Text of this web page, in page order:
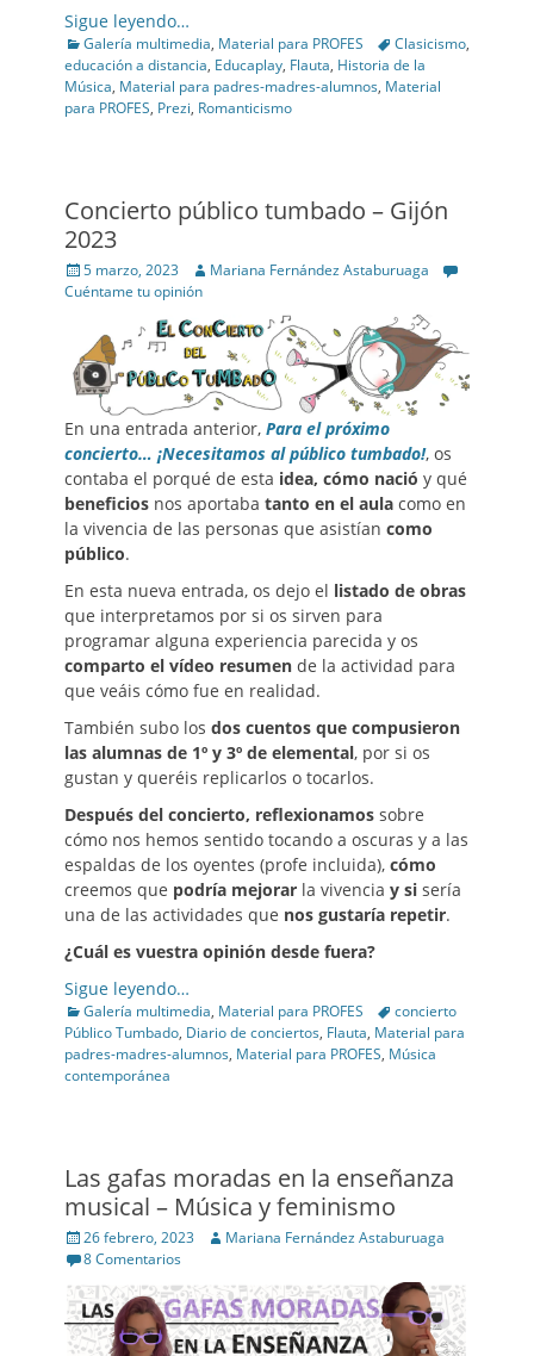
Sigue leyendo…
Categories
Galería multimedia, Material para PROFES TagsClasicismo,
educación a distancia, Educaplay, Flauta, Historia de la
Música, Material para padres-madres-alumnos, Material
para PROFES, Prezi, Romanticismo
Concierto público tumbado – Gijón
2023
Posted
on
5 marzo, 2023 Author
Mariana Fernández Astaburuaga
Cuéntame tu opinión
En una entrada anterior, Para el próximo
concierto… ¡Necesitamos al público tumbado!, os
contaba el porqué de esta idea, cómo nació y qué
beneficios nos aportaba tanto en el aula como en
la vivencia de las personas que asistían como
público.
En esta nueva entrada, os dejo el listado de obras
que interpretamos por si os sirven para
programar alguna experiencia parecida y os
comparto el vídeo resumen de la actividad para
que veáis cómo fue en realidad.
También subo los dos cuentos que compusieron
las alumnas de 1º y 3º de elemental, por si os
gustan y queréis replicarlos o tocarlos.
Después del concierto, reflexionamos sobre
cómo nos hemos sentido tocando a oscuras y a las
espaldas de los oyentes (profe incluida), cómo
creemos que podría mejorar la vivencia y si sería
una de las actividades que nos gustaría repetir.
¿Cuál es vuestra opinión desde fuera?
Sigue leyendo…
Categories
Galería multimedia, Material para PROFES Tagsconcierto
Público Tumbado, Diario de conciertos, Flauta, Material para
padres-madres-alumnos, Material para PROFES, Música
contemporánea
Las gafas moradas en la enseñanza
musical – Música y feminismo
Posted
on
26 febrero, 2023 Author
Mariana Fernández Astaburuaga
8 Comentarios